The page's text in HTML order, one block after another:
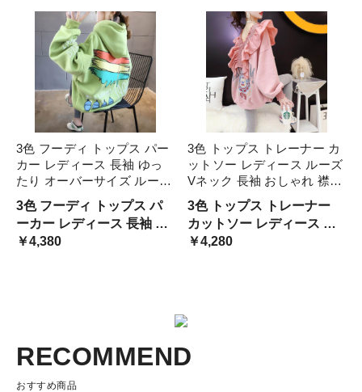
ンドネック プリント カジ
3色 フーディ トップス パー
カー レディース 長袖 ゆっ
たり オーバーサイズ ルーズ
フード付き 個性的 ワンピ風
ロング丈 イラスト プリント
アメカジ ポップ メンズライ
ク ホワイト カジュアル
3色 フーディ トップス パ
ーカー レディース 長袖 ゆ
ったり オーバーサイズ ル
￥4,380
3色 トップス トレーナー カ
ットソー レディース ルーズ
Vネック 長袖 おしゃれ 襟な
し フリル 大きいサイズ 個
性的 かわいい カジュアル
可愛い 大きめ ゆったり こ
なれ感 L XL 2X Ｍ
3色 トップス トレーナー
カットソー レディース ル
ーズ ネック 長袖 おしゃれ
￥4,280
RECOMMEND
おすすめ商品